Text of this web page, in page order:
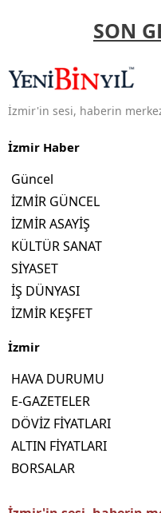
SON
İzmir'in sesi, haberin
İzmir Haber
Güncel
İZMİR GÜNCEL
İZMİR ASAYİŞ
KÜLTÜR SANAT
SİYASET
İŞ DÜNYASI
İZMİR KEŞFET
İzmir
HAVA DURUMU
E-GAZETELER
DÖVİZ FİYATLARI
ALTIN FİYATLARI
BORSALAR